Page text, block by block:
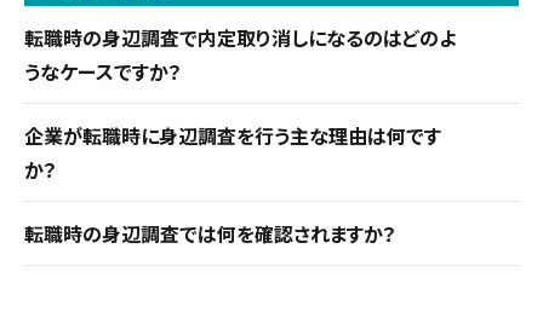
転職時の身辺調査で内定取り消しになるのはどのよ
うなケースですか？
職歴・学歴詐称・犯罪歴・前職トラブル・SNSでの不
適切発言などが身辺調査で判明した場合に内定取
り消しになることがあります。ただし、内定後の取り
消しには法的根拠が必要です。
企業が転職時に身辺調査を行う主な理由は何です
か？
企業のリスク管理のためと、候補者の職務適性確認
の2つが主な理由です。候補者の過去の行動や発言、
転職時の身辺調査では何を確認されますか？